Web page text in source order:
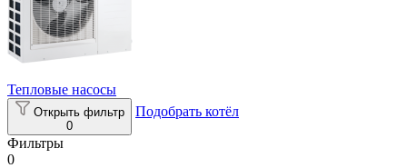
Тепловые насосы
Открыть фильтр
0
Подобрать котёл
Фильтры
0